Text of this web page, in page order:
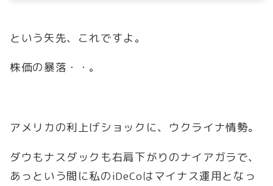
という矢先、これですよ。
株価の暴落・・。
アメリカの利上げショックに、ウクライナ情勢。
ダウもナスダックも右肩下がりのナイアガラで、
あっという間に私のiDeCoはマイナス運用となっ